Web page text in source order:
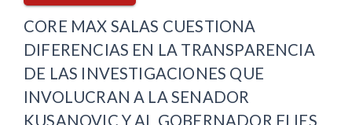
CORE MAX SALAS CUESTIONA
DIFERENCIAS EN LA TRANSPARENCIA
DE LAS INVESTIGACIONES QUE
INVOLUCRAN A LA SENADOR
KUSANOVIC Y AL GOBERNADOR FLIES